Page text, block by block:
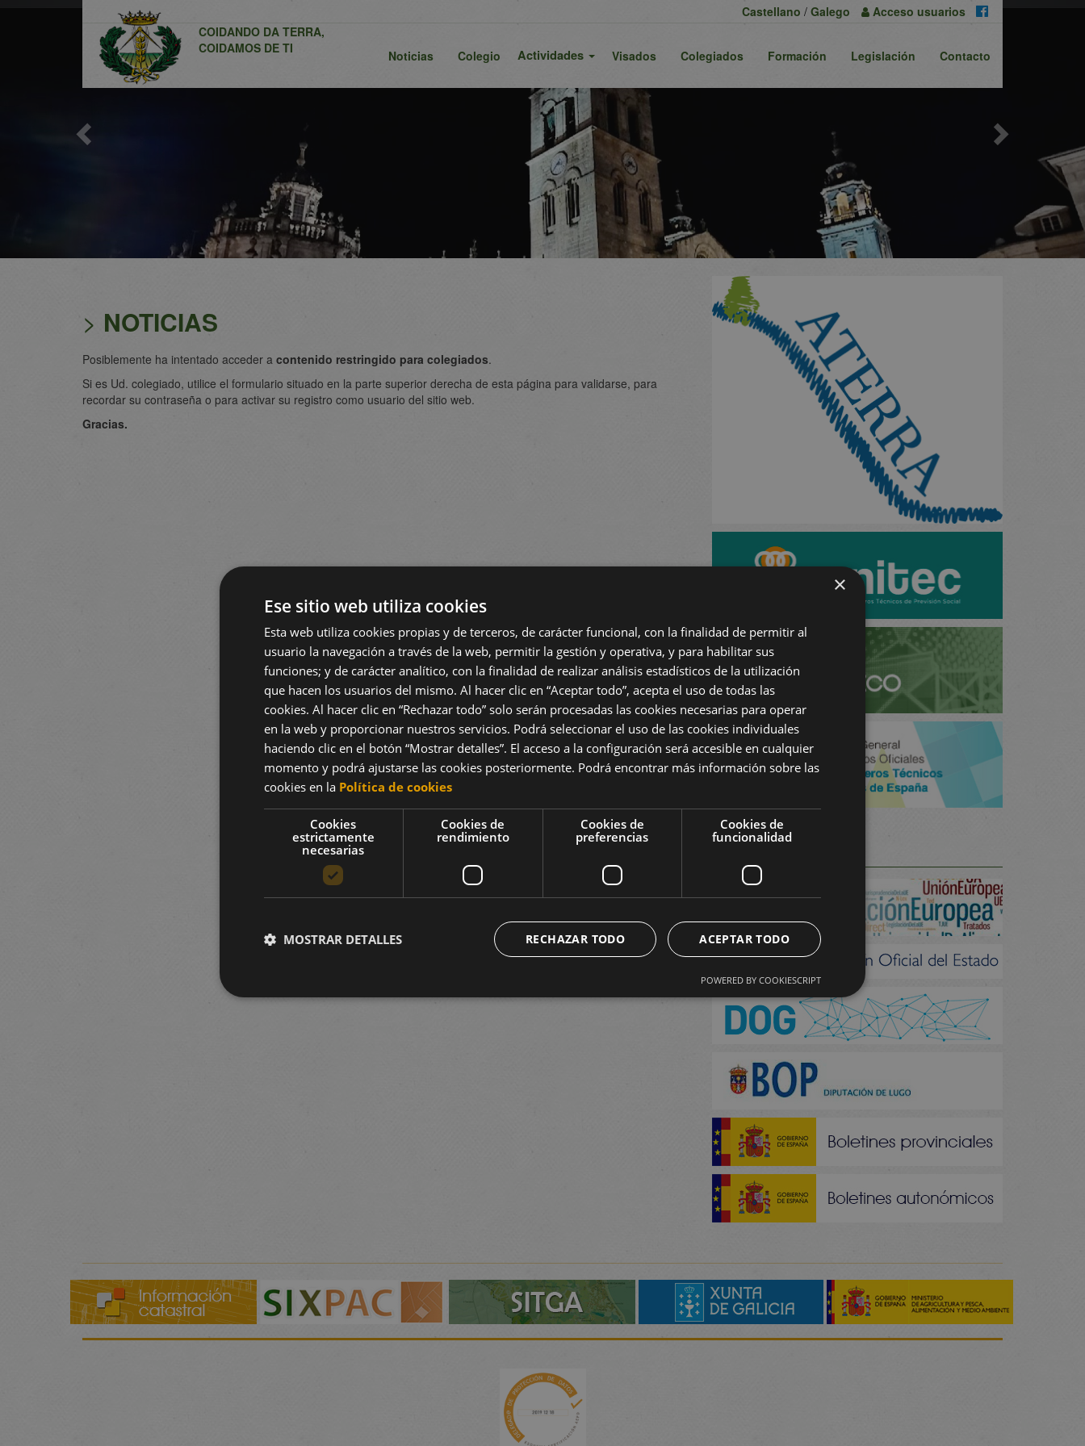
Castellano / Galego Acceso usuarios
COIDANDO DA TERRA,
COIDAMOS DE TI
Noticias Colegio Actividades Visados Colegiados Formación Legislación Contacto
Previous
> NOTICIAS
Posiblemente ha intentado acceder a contenido restringido para colegiados.
Si es Ud. colegiado, utilice el formulario situado en la parte superior derecha de esta página para validarse, para
recordar su contraseña o para activar su registro como usuario del sitio web.
Gracias.
BOLETÍNS E D.O.
×
Ese sitio web utiliza cookies
Esta web utiliza cookies propias y de terceros, de carácter funcional, con la finalidad de permitir al
usuario la navegación a través de la web, permitir la gestión y operativa, y para habilitar sus
funciones; y de carácter analítico, con la finalidad de realizar análisis estadísticos de la utilización
que hacen los usuarios del mismo. Al hacer clic en “Aceptar todo”, acepta el uso de todas las
cookies. Al hacer clic en “Rechazar todo” solo serán procesadas las cookies necesarias para operar
en la web y proporcionar nuestros servicios. Podrá seleccionar el uso de las cookies individuales
haciendo clic en el botón “Mostrar detalles”. El acceso a la configuración será accesible en cualquier
momento y podrá ajustarse las cookies posteriormente. Podrá encontrar más información sobre las
cookies en la Política de cookies
Cookies
estrictamente
necesarias
Cookies de
rendimiento
Cookies de
preferencias
Cookies de
funcionalidad
ACEPTAR TODO
RECHAZAR TODO
MOSTRAR DETALLES
POWERED BY COOKIESCRIPT